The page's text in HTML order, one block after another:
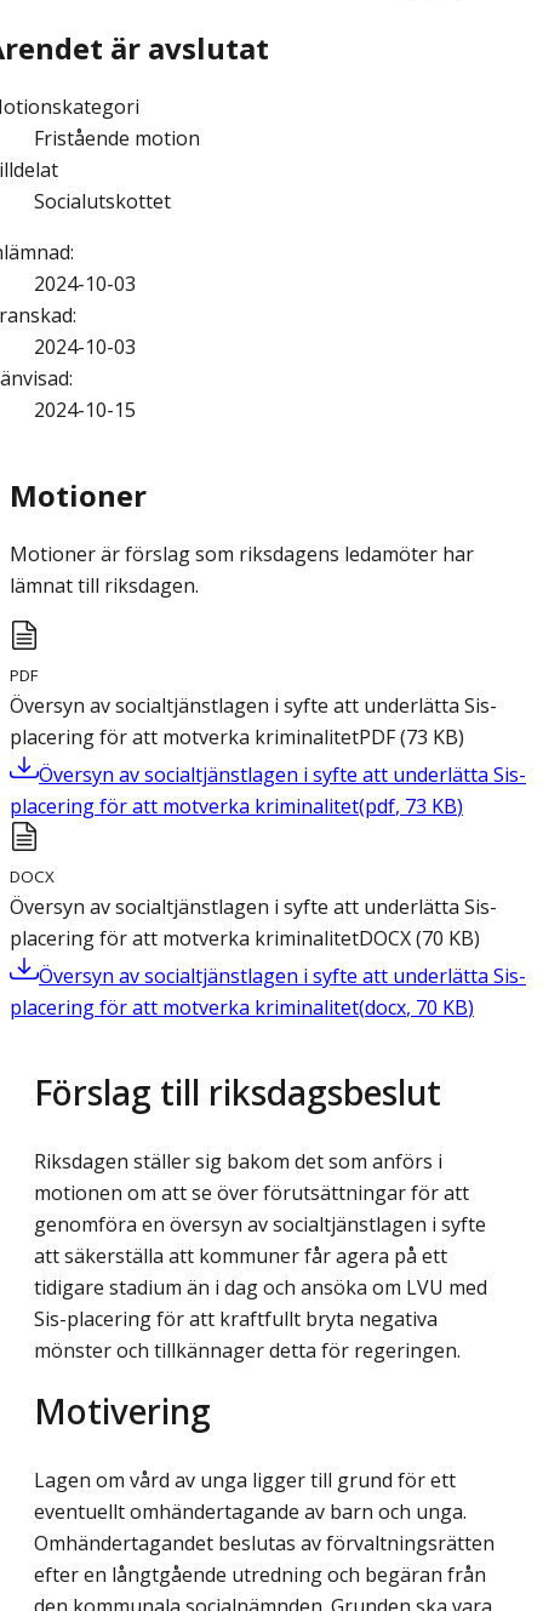
är avslutat
Fristående motion
Socialutskottet
:
2024-10-03
:
2024-10-03
:
2024-10-15
Motioner
Motioner är förslag som riksdagens ledamöter har
lämnat till riksdagen.
PDF
Översyn av socialtjänstlagen i syfte att underlätta Sis-
placering för att motverka kriminalitetPDF(73 KB)
Översyn av socialtjänstlagen i syfte att underlätta Sis-
placering för att motverka kriminalitet(pdf, 73 KB)
DOCX
Översyn av socialtjänstlagen i syfte att underlätta Sis-
placering för att motverka kriminalitetDOCX(70 KB)
Översyn av socialtjänstlagen i syfte att underlätta Sis-
placering för att motverka kriminalitet(docx, 70 KB)
Förslag till riksdagsbeslut
Riksdagen ställer sig bakom det som anförs i
motionen om att se över förutsättningar för att
genomföra en översyn av socialtjänstlagen i syfte
att säkerställa att kommuner får agera på ett
tidigare stadium än i dag och ansöka om LVU med
Sis-placering för att kraftfullt bryta negativa
mönster och tillkännager detta för regeringen.
Motivering
Lagen om vård av unga ligger till grund för ett
eventuellt omhändertagande av barn och unga.
Omhändertagandet beslutas av förvaltningsrätten
efter en långtgående utredning och begäran från